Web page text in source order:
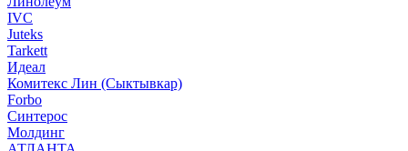
IVC
Juteks
Tarkett
Идеал
Комитекс Лин (Сыктывкар)
Forbo
Синтерос
Молдинг